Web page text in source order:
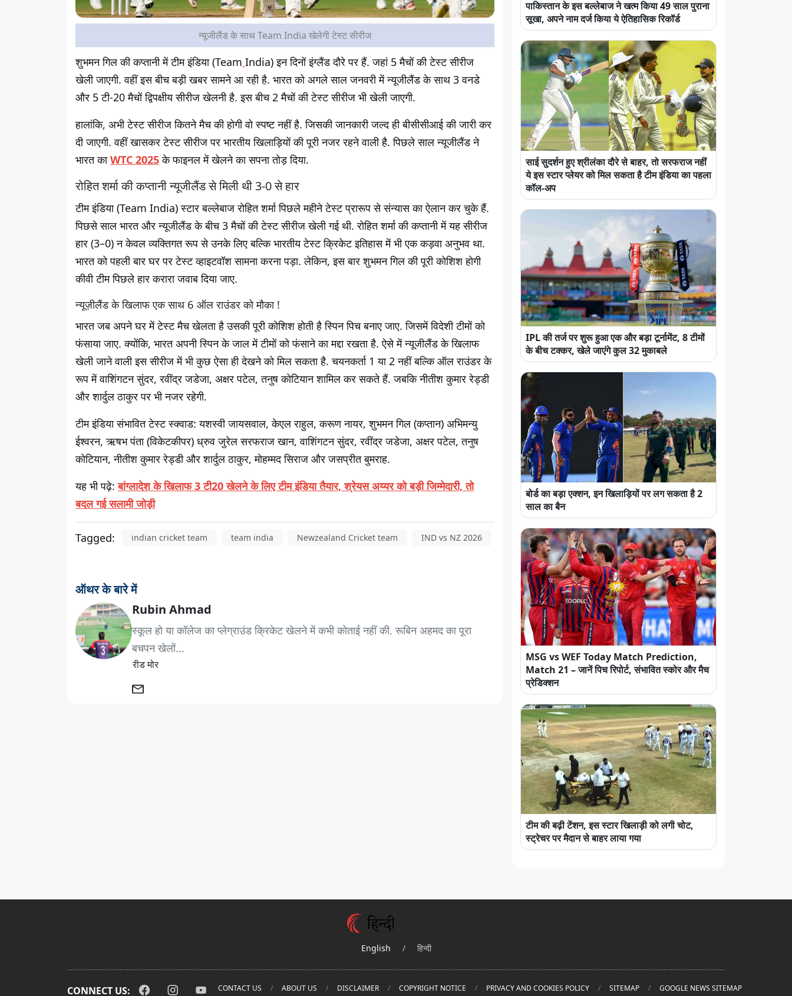
न्यूजीलैंड के साथ Team India खेलेगी टेस्ट सीरीज
शुभमन गिल की कप्तानी में टीम इंडिया (Team India) इन दिनों इंग्लैंड दौरे पर हैं. जहां 5 मैचों की टेस्ट सीरीज
खेली जाएगी. वहीं इस बीच बड़ी खबर सामने आ रही है. भारत को अगले साल जनवरी में न्यूजीलैंड के साथ 3 वनडे
और 5 टी-20 मैचों द्विपक्षीय सीरीज खेलनी है. इस बीच 2 मैचों की टेस्ट सीरीज भी खेली जाएगी.
हालांकि, अभी टेस्ट सीरीज कितने मैच की होगी वो स्पष्ट नहीं है. जिसकी जानकारी जल्द ही बीसीसीआई की जारी कर
दी जाएगी. वहीं खासकर टेस्ट सीरीज पर भारतीय खिलाड़ियों की पूरी नजर रहने वाली है. पिछले साल न्यूजीलैंड ने
भारत काWTC 2025के फाइनल में खेलने का सपना तोड़ दिया.
रोहित शर्मा की कप्तानी न्यूजीलैंड से मिली थी 3-0 से हार
टीम इंडिया (Team India) स्टार बल्लेबाज रोहित शर्मा पिछले महीने टेस्ट प्रारूप से संन्यास का ऐलान कर चुके हैं.
पिछसे साल भारत और न्यूजीलैंड के बीच 3 मैचों की टेस्ट सीरीज खेली गई थी.रोहित शर्मा की कप्तानी में यह सीरीज
हार (3–0) न केवल व्यक्तिगत रूप से उनके लिए बल्कि भारतीय टेस्ट क्रिकेट इतिहास में भी एक कड़वा अनुभव था.
भारत को पहली बार घर पर टेस्ट व्हाइटवॉश सामना करना पड़ा. लेकिन, इस बार शुभमन गिल की पूरी कोशिश होगी
कीवी टीम पिछले हार करारा जवाब दिया जाए.
न्यूज़ीलैंड के खिलाफ एक साथ 6 ऑल राउंडर को मौका !
भारत जब अपने घर में टेस्ट मैच खेलता है उसकी पूरी कोशिश होती है स्पिन पिच बनाए जाए. जिसमें विदेशी टीमों को
फंसाया जाए. क्योंकि, भारत अपनी स्पिन के जाल में टीमों को फंसाने का मद्दा रखता है. ऐसे में न्यूजीलैंड के खिलाफ
खेली जाने वाली इस सीरीज में भी कुछ ऐसा ही देखने को मिल सकता है. चयनकर्ता 1 या 2 नहीं बल्कि ऑल राउंडर के
रूप में वाशिंगटनसुंदर, रवींद्र जडेजा, अक्षर पटेल, तनुष कोटियान शामिल कर सकते हैं. जबकि नीतीश कुमार रेड्डी
और शार्दुल ठाकुर पर भी नजर रहेगी.
टीम इंडिया संभावित टेस्ट स्क्वाड: यशस्वी जायसवाल, केएल राहुल, करूण नायर, शुभमन गिल (कप्तान) अभिमन्यु
ईश्वरन, ऋषभ पंता (विकेटकीपर) ध्रुव जुरेल सरफराज खान, वाशिंगटन सुंदर, रवींद्र जडेजा, अक्षर पटेल, तनुष
कोटियान, नीतीश कुमार रेड्डी और शार्दुल ठाकुर, मोहम्मद सिराज और जसप्रीत बुमराह.
यह भी पढ़े:बांग्लादेश के खिलाफ 3 टी20 खेलने के लिए टीम इंडिया तैयार, श्रेयस अय्यर को बड़ी जिम्मेदारी, तो
बदल गई सलामी जोड़ी
Tagged: indian cricket team team india Newzealand Cricket team IND vs NZ 2026
ऑथर के बारे में
Rubin Ahmad
स्कूल हो या कॉलेज का प्लेग्राउंड क्रिकेट खेलने में कभी कोताई नहीं की. रूबिन अहमद का पूरा
बचपन खेलों...
रीड मोर
पाकिस्तान के इस बल्लेबाज ने खत्म किया 49 साल पुराना
सूखा, अपने नाम दर्ज किया ये ऐतिहासिक रिकॉर्ड
साई सुदर्शन हुए श्रीलंका दौरे से बाहर, तो सरफराज नहीं
ये इस स्टार प्लेयर को मिल सकता है टीम इंडिया का पहला
कॉल-अप
IPL की तर्ज पर शुरू हुआ एक और बड़ा टूर्नामेंट, 8 टीमों
के बीच टक्कर, खेले जाएंगे कुल 32 मुकाबले
बोर्ड का बड़ा एक्शन, इन खिलाड़ियों पर लग सकता है 2
साल का बैन
MSG vs WEF Today Match Prediction,
Match 21 – जानें पिच रिपोर्ट, संभावित स्कोर और मैच
प्रेडिक्शन
टीम की बढ़ी टेंशन, इस स्टार खिलाड़ी को लगी चोट,
स्ट्रेचर पर मैदान से बाहर लाया गया
English / हिन्दी
CONNECT US: CONTACT US ABOUT US DISCLAIMER COPYRIGHT NOTICE PRIVACY AND COOKIES POLICY SITEMAP GOOGLE NEWS SITEMAP